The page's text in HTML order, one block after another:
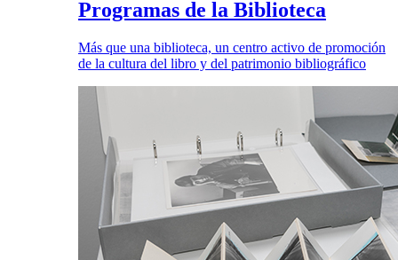
Programas de la Biblioteca
Más que una biblioteca, un centro activo de promoción
de la cultura del libro y del patrimonio bibliográfico